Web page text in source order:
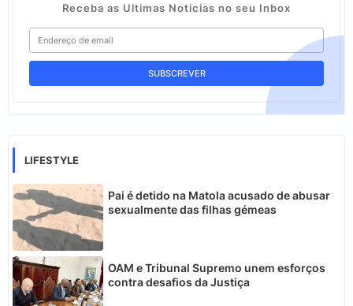
Receba as Ultimas Noticias no seu Inbox
LIFESTYLE
Pai é detido na Matola acusado de abusar
sexualmente das filhas gémeas
OAM e Tribunal Supremo unem esforços
contra desafios da Justiça